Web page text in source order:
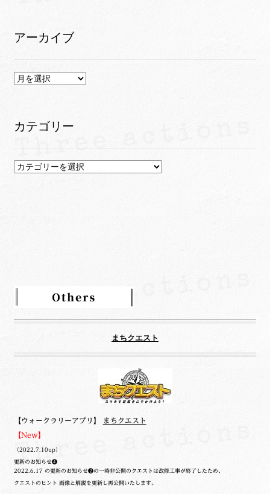
アーカイブ
ア
ブ
カテゴリー
カ
まちクエスト
【ウォークラリーアプリ】 まちクエスト
【New】
（2022.7.10up）
更新のお知らせ❹
2022.6.17 の更新のお知らせ❷の一時非公開のクエストは改修工事が終了したため、
クエストのヒント 画像と解説を更新し再公開いたします。